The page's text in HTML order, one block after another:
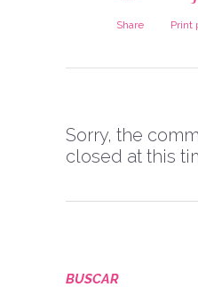
Share Print
Sorry, the
closed at this
BUSCAR